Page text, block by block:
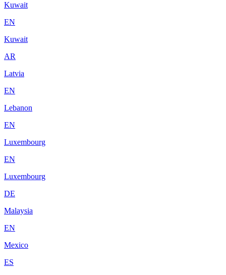
Kuwait
EN
Kuwait
AR
Latvia
EN
Lebanon
EN
Luxembourg
EN
Luxembourg
DE
Malaysia
EN
Mexico
ES